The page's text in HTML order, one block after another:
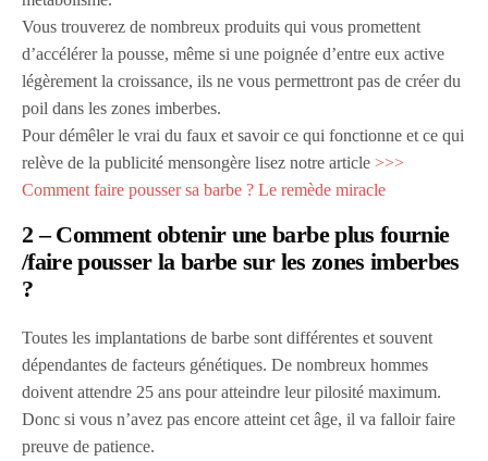
Vous trouverez de nombreux produits qui vous promettent
d’accélérer la pousse, même si une poignée d’entre eux active
légèrement la croissance, ils ne vous permettront pas de créer du
poil dans les zones imberbes.
Pour démêler le vrai du faux et savoir ce qui fonctionne et ce qui
relève de la publicité mensongère lisez notre article>>>
Comment faire pousser sa barbe ? Le remède miracle
2 – Comment obtenir une barbe plus fournie
/faire pousser la barbe sur les zones imberbes
?
Toutes les implantations de barbe sont différentes et souvent
dépendantes de facteurs génétiques. De nombreux hommes
doivent attendre 25 ans pour atteindre leur pilosité maximum.
Donc si vous n’avez pas encore atteint cet âge, il va falloir faire
preuve de patience.